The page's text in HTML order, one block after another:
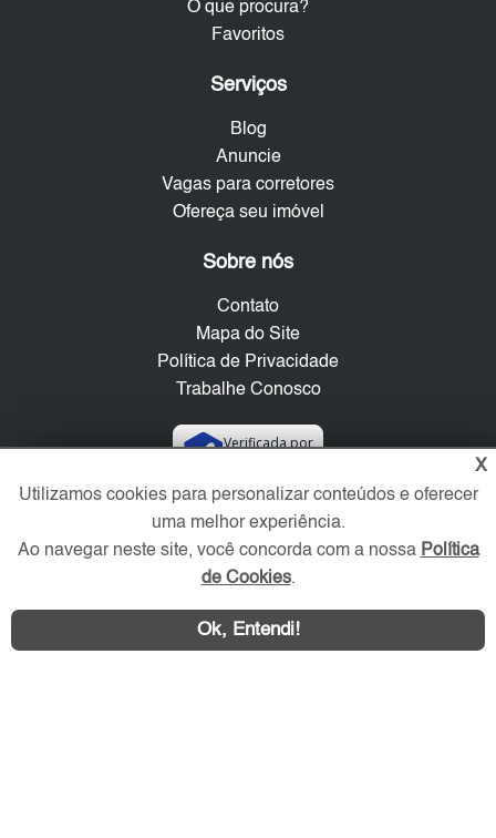
O que procura?
Favoritos
Serviços
Blog
Anuncie
Vagas para corretores
Ofereça seu imóvel
Sobre nós
Contato
Mapa do Site
Política de Privacidade
Trabalhe Conosco
Verificada por
Redes Sociais
X
Utilizamos cookies para personalizar conteúdos e oferecer
uma melhor experiência.
Ao navegar neste site, você concorda com a nossa Política
de Cookies.
Ok, Entendi!